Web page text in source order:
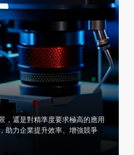
，還是對精準度要求極高的應用
助力企業提升效率、增強競爭